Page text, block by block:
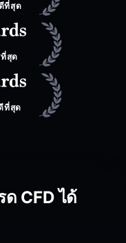
ที่สุด
ที่สุด
ที่สุด
ด CFD ได้